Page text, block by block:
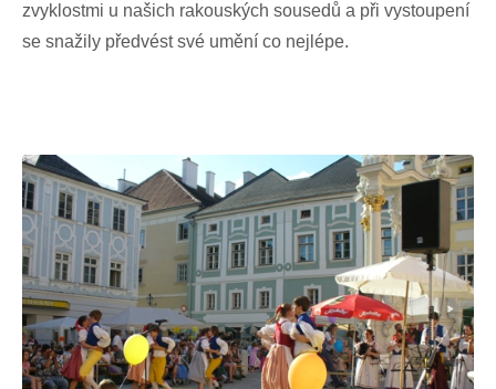
zvyklostmi u našich rakouských sousedů a při vystoupení
se snažily předvést své umění co nejlépe.